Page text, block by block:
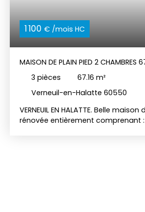
1 100 € /mois HC
MAISON DE PLAIN PIED 2 CHAMBRES
3 pièces 67.16 m²
Verneuil-en-Halatte 60550
VERNEUIL EN HALATTE. Belle
rénovée entièrement comprenant